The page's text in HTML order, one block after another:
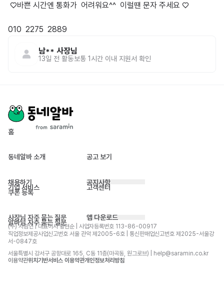
♡바쁜 시간엔 통화가  어려워요^^  이럴땐 문자 주세요 ♡
010  2275  2889
남** 사장님
13일 전 활동보통 1시간 이내 지원서 확인
홈
동네알바 소개 공고 보기
채용하기
기업 서비스
쿠폰 등록
공지사항
고객센터
사장님 자주 묻는 질문
알바님 자주 묻는 질문
앱 다운로드
(주) 사람인 | 대표이사 황현순 | 사업자등록번호 113-86-00917
직업정보제공사업신고번호 서울 관악 제2005-6호 | 통신판매업신고번호 제2025-서울강
서-0847호
서울특별시 강서구 공항대로 165, C동 11층(마곡동, 원그로브) | help@saramin.co.kr
이용약관위치기반서비스 이용약관개인정보처리방침